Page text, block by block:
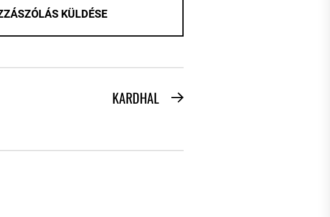
Next
KARDHAL